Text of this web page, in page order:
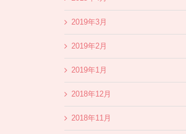
2019年3月
2019年2月
2019年1月
2018年12月
2018年11月